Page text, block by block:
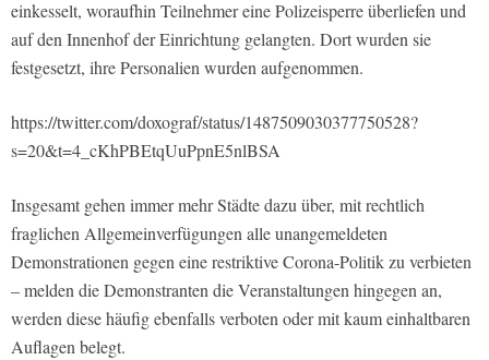
einkesselt, woraufhin Teilnehmer eine Polizeisperre überliefen und
auf den Innenhof der Einrichtung gelangten. Dort wurden sie
festgesetzt, ihre Personalien wurden aufgenommen.
https://twitter.com/doxograf/status/1487509030377750528?
s=20&t=4_cKhPBEtqUuPpnE5nlBSA
Insgesamt gehen immer mehr Städte dazu über, mit rechtlich
fraglichen Allgemeinverfügungen alle unangemeldeten
Demonstrationen gegen eine restriktive Corona-Politik zu verbieten
– melden die Demonstranten die Veranstaltungen hingegen an,
werden diese häufig ebenfalls verboten oder mit kaum einhaltbaren
Auflagen belegt.